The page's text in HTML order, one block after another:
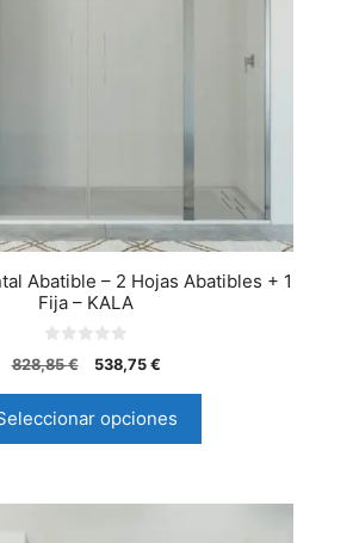
Abatible – 2 Hojas Abatibles + 1
Fija – KALA
0
d
5
828,85€ 538,75 €
opciones